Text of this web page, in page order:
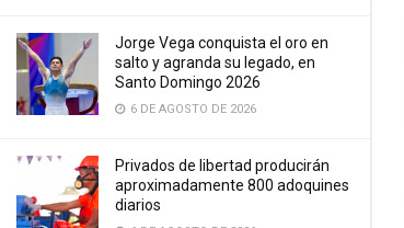
Jorge Vega conquista el oro en
salto y agranda su legado, en
Santo Domingo 2026
6 DE AGOSTO DE 2026
Privados de libertad producirán
aproximadamente 800 adoquines
diarios